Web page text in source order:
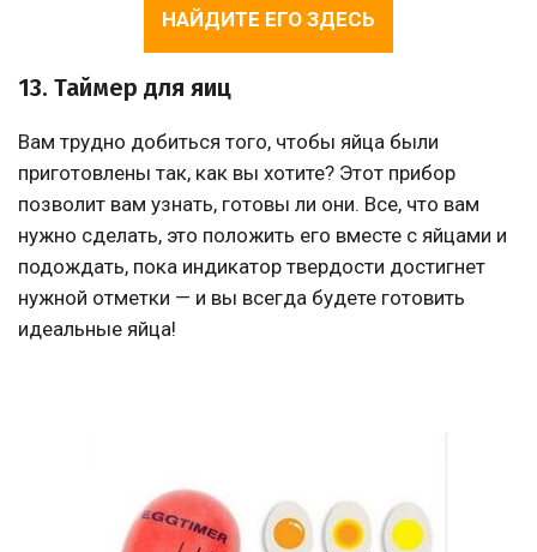
НАЙДИТЕ ЕГО ЗДЕСЬ
13. Таймер для яиц
Вам трудно добиться того, чтобы яйца были
приготовлены так, как вы хотите? Этот прибор
позволит вам узнать, готовы ли они. Все, что вам
нужно сделать, это положить его вместе с яйцами и
подождать, пока индикатор твердости достигнет
нужной отметки — и вы всегда будете готовить
идеальные яйца!